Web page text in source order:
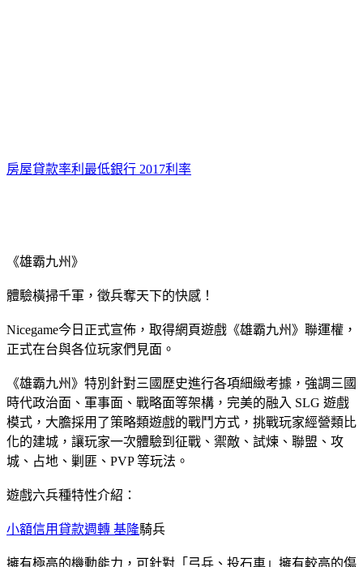
房屋貸款率利最低銀行 2017利率
《雄霸九州》
體驗橫掃千軍，徵兵奪天下的快感！
Nicegame今日正式宣佈，取得網頁遊戲《雄霸九州》聯運權，
正式在台與各位玩家們見面。
《雄霸九州》特別針對三國歷史進行各項細緻考據，強調三國
時代政治面、軍事面、戰略面等架構，完美的融入 SLG 遊戲
模式，大膽採用了策略類遊戲的戰鬥方式，挑戰玩家經營類比
化的建城，讓玩家一次體驗到征戰、禦敵、試煉、聯盟、攻
城、占地、剿匪、PVP 等玩法。
遊戲六兵種特性介紹：
小額信用貸款週轉 基隆騎兵
擁有極高的機動能力，可針對「弓兵、投石車」擁有較高的傷